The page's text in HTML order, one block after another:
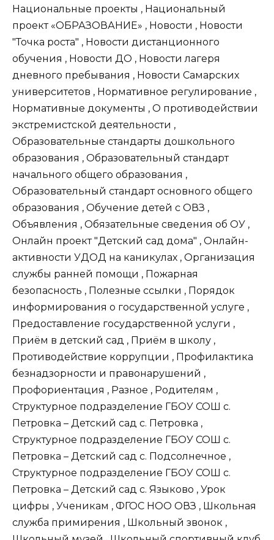
Национальные проекты , Национальный
проект «ОБРАЗОВАНИЕ» , Новости , Новости
"Точка роста" , Новости дистанционного
обучения , Новости ДО , Новости лагеря
дневного пребывания , Новости Самарских
университетов , Нормативное регулирование ,
Нормативные документы , О противодействии
экстремистской деятельности ,
Образовательные стандарты дошкольного
образования , Образовательный стандарт
начального общего образования ,
Образовательный стандарт основного общего
образования , Обучение детей с ОВЗ ,
Объявления , Обязательные сведения об ОУ ,
Онлайн проект "Детский сад дома" , Онлайн-
активности УДОД на каникулах , Организация
службы ранней помощи , Пожарная
безопасность , Полезные ссылки , Порядок
информирования о государственной услуге ,
Предоставление государственной услуги ,
Приём в детский сад , Приём в школу ,
Противодействие коррупции , Профилактика
безнадзорности и правонарушений ,
Профориентация , Разное , Родителям ,
Структурное подразделение ГБОУ СОШ с.
Петровка – Детский сад с. Петровка ,
Структурное подразделение ГБОУ СОШ с.
Петровка – Детский сад с. Подсолнечное ,
Структурное подразделение ГБОУ СОШ с.
Петровка – Детский сад с. Языково , Урок
цифры , Ученикам , ФГОС НОО ОВЗ , Школьная
служба примирения , Школьный звонок ,